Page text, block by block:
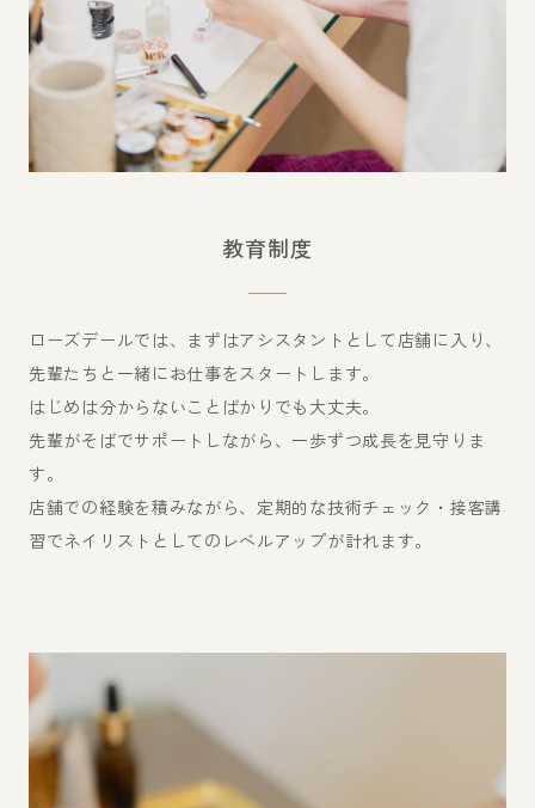
教育制度
ローズデールでは、まずはアシスタントとして店舗に入り、
先輩たちと一緒にお仕事をスタートします。
はじめは分からないことばかりでも大丈夫。
先輩がそばでサポートしながら、一歩ずつ成長を見守りま
す。
店舗での経験を積みながら、定期的な技術チェック・接客講
習でネイリストとしてのレベルアップが計れます。